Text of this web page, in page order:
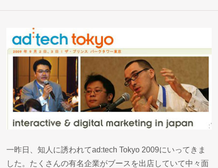
一昨日、知人に誘われてad:tech Tokyo 2009にいってきま
した。たくさんの有名企業がブースを出店していて中々面